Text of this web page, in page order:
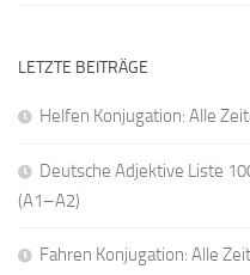
LETZTE BEITRÄGE
Helfen Konjugation: Alle
Deutsche Adjektive Liste
(A1–A2)
Fahren Konjugation: Alle